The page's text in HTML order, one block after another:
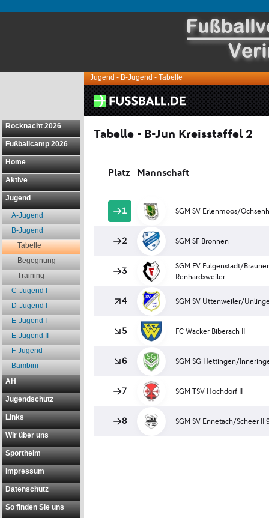
Rocknacht 2026
Fußballcamp 2026
Home
Aktive
Jugend
A-Jugend
B-Jugend
Tabelle
Begegnung
Training
C-Jugend I
D-Jugend I
E-Jugend I
E-Jugend II
F-Jugend
Bambini
AH
Jugendschutz
Links
Wir über uns
Sportheim
Impressum
Datenschutz
So finden Sie uns
Jugend - B-Jugend - Tabelle